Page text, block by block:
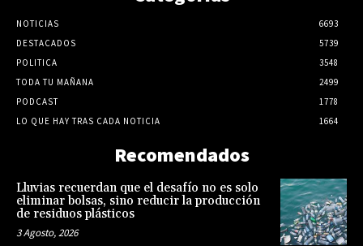
NOTICIAS
6693
DESTACADOS
5739
POLITICA
3548
TODA TU MAÑANA
2499
PODCAST
1778
LO QUE HAY TRAS CADA NOTICIA
1664
Recomendados
Lluvias recuerdan que el desafío no es solo
eliminar bolsas, sino reducir la producción
de residuos plásticos
3 Agosto, 2026